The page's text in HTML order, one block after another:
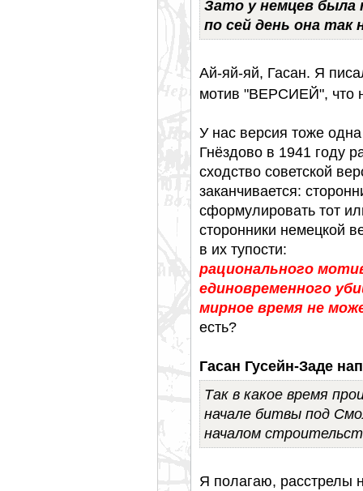
Зато у немцев была
по сей день она так
Ай-яй-яй, Гасан. Я
мотив "ВЕРСИЕЙ", что
У нас версия тоже
Гнёздово в 1941 году
сходство советской
заканчивается:
сформулировать тот
сторонники немецкой
в их тупости:
рационального
единовременного
мирное время не
есть?
Гасан Гусейн-Заде
Так в какое время
начале битвы под
началом
Я полагаю, расстрелы